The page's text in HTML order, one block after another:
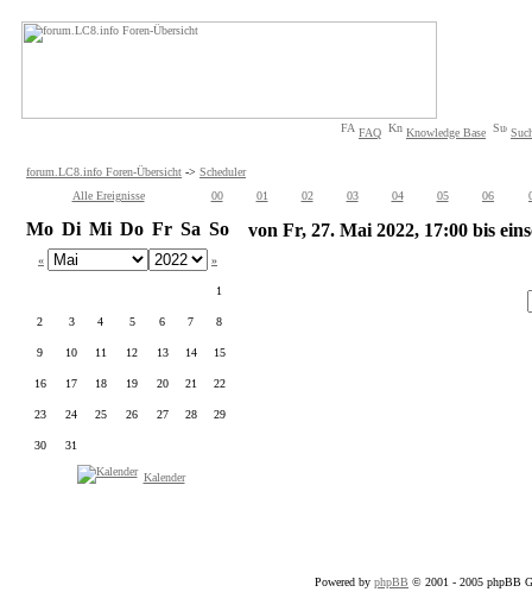
FAQ Knowledge Base
forum.LC8.info Foren-Übersicht -> Scheduler
Alle Ereignisse
00 01 02 03 04 05 06
Mo Di Mi Do Fr Sa So
« »
1
2 3 4 5 6 7 8
9 10 11 12 13 14 15
16 17 18 19 20 21 22
23 24 25 26 27 28 29
30 31
Kalender
von Fr, 27. Mai 2022, 17:00 bis
Powered by phpBB © 2001 - 2005 phpBB